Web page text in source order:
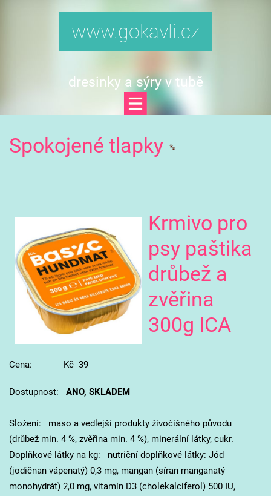
www.gokavli.cz
dresinky a sýry v tubě
Spokojené tlapky
Krmivo pro
psy paštika
drůbež a
zvěřina
300g ICA
Cena: Kč 39
Dostupnost: ANO, SKLADEM
Složení: maso a vedlejší produkty živočišného původu
(drůbež min. 4 %, zvěřina min. 4 %), minerální látky, cukr.
Doplňkové látky na kg: nutriční doplňkové látky: Jód
(jodičnan vápenatý) 0,3 mg, mangan (síran manganatý
monohydrát) 2,0 mg, vitamín D3 (cholekalciferol) 500 IU,